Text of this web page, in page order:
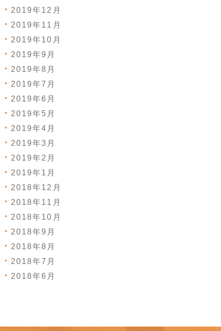
2019年12月
2019年11月
2019年10月
2019年9月
2019年8月
2019年7月
2019年6月
2019年5月
2019年4月
2019年3月
2019年2月
2019年1月
2018年12月
2018年11月
2018年10月
2018年9月
2018年8月
2018年7月
2018年6月